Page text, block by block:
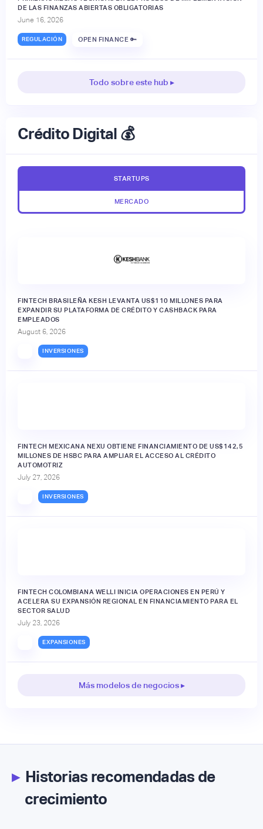
DE LAS FINANZAS ABIERTAS OBLIGATORIAS
June 16, 2026
REGULACIÓN OPEN FINANCE 🔑
Todo sobre este hub ▸
Crédito Digital 💰
STARTUPS
MERCADO
FINTECH BRASILEÑA KESH LEVANTA US$110 MILLONES PARA
EXPANDIR SU PLATAFORMA DE CRÉDITO Y CASHBACK PARA
EMPLEADOS
August 6, 2026
INVERSIONES
FINTECH MEXICANA NEXU OBTIENE FINANCIAMIENTO DE US$142,5
MILLONES DE HSBC PARA AMPLIAR EL ACCESO AL CRÉDITO
AUTOMOTRIZ
July 27, 2026
INVERSIONES
FINTECH COLOMBIANA WELLI INICIA OPERACIONES EN PERÚ Y
ACELERA SU EXPANSIÓN REGIONAL EN FINANCIAMIENTO PARA EL
SECTOR SALUD
July 23, 2026
EXPANSIONES
Más modelos de negocios ▸
▸Historias recomendadas de
crecimiento